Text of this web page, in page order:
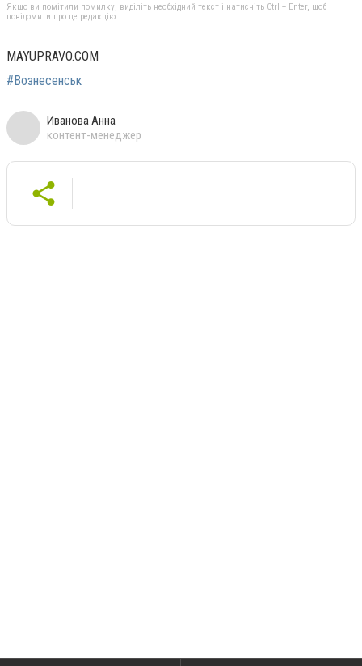
Якщо ви помітили помилку, виділіть необхідний текст і натисніть Ctrl + Enter, щоб
повідомити про це редакцію
MAYUPRAVO.COM
#Вознесенськ
Иванова Анна
контент-менеджер